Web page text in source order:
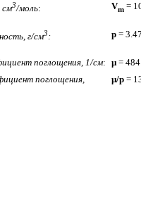
см3/моль: Vm =
г/см3: p = 3.47
поглощения, 1/см: µ=
поглощения,
µ/p =